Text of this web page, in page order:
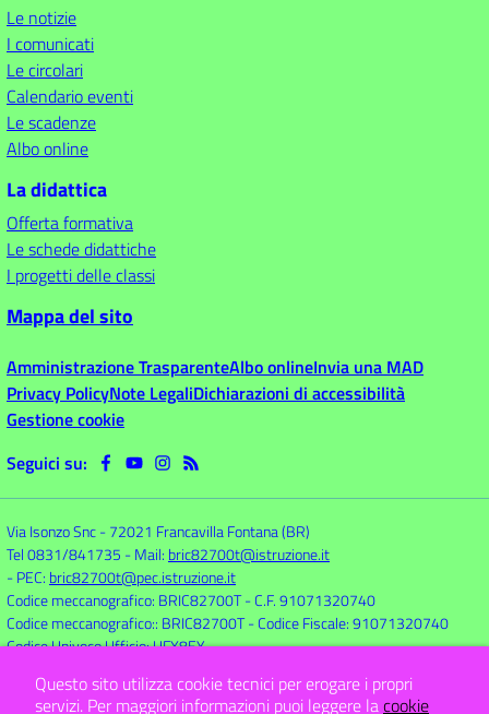
Le notizie
I comunicati
Le circolari
Calendario eventi
Le scadenze
Albo online
La didattica
Offerta formativa
Le schede didattiche
I progetti delle classi
Mappa del sito
Amministrazione TrasparenteAlbo onlineInvia una MAD
Privacy PolicyNote LegaliDichiarazioni di accessibilità
Gestione cookie
Seguici su:
Via Isonzo Snc-72021 Francavilla Fontana (BR)
Tel 0831/841735 - Mail: bric82700t@istruzione.it
- PEC: bric82700t@pec.istruzione.it
Codice meccanografico: BRIC82700T- C.F. 91071320740
Codice meccanografico:: BRIC82700T- Codice Fiscale: 91071320740
Codice Univoco Ufficio: UFX8EY
Questo sito utilizza cookie tecnici per erogare i propri
servizi. Per maggiori informazioni puoi leggere lacookie